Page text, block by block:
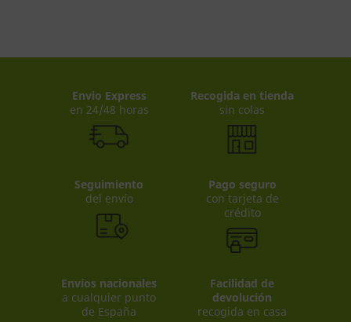
Envio Express
en 24/48 horas
Recogida en tienda
sin colas
Seguimiento
del envío
Pago seguro
con tarjeta de
crédito
Envíos nacionales
a cualquier punto
de España
Facilidad de
devolución
recogida en casa